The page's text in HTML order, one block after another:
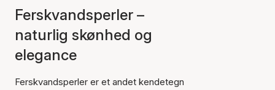
Ferskvandsperler –
naturlig skønhed og
elegance
Ferskvandsperler er et andet kendetegn